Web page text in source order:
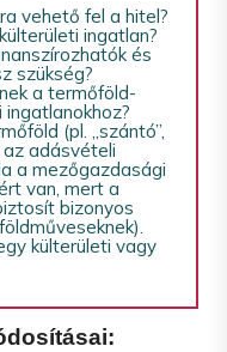
vehető fel a hitel?
ingatlan?
és
szükség?
a termőföld-
(pl. „szántó”,
az adásvételi
a mezőgazdasági
van, mert a
bizonyos
külterületi vagy